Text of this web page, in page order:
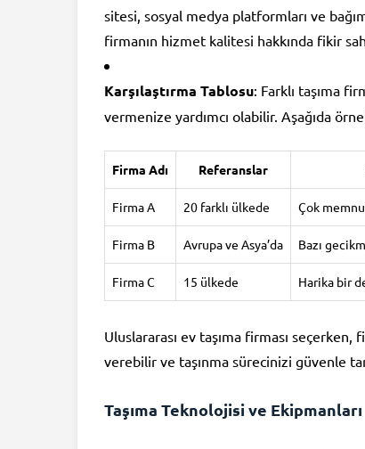
sitesi, sosyal medya platformları ve
firmanın hizmet kalitesi hakkında fikir
Karşılaştırma Tablosu: Farklı taşıma
vermenize yardımcı olabilir. Aşağıda
Firma Adı Referanslar
Firma A 20 farklı ülkede Çok
Firma B Avrupa ve Asya’da Bazı
Firma C 15 ülkede Harika bir
Uluslararası ev taşıma firması
verebilir ve taşınma sürecinizi güvenle
Taşıma Teknolojisi ve Ekipmanları